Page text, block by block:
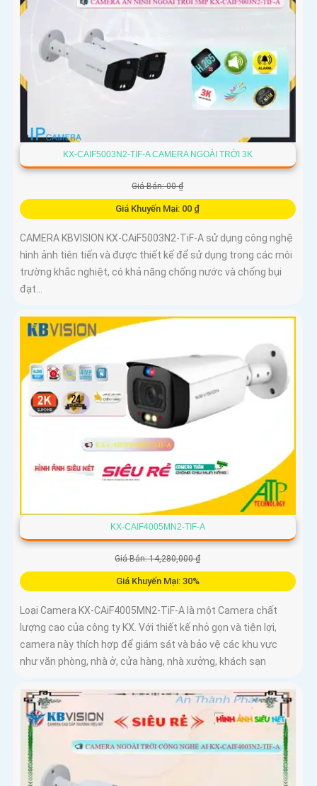
KX-CAIF5003N2-TIF-A CAMERA NGOÀI TRỜI 3K
Giá Bán: 00 ₫
Giá Khuyến Mại: 00 ₫
CAMERA KBVISION KX-CAiF5003N2-TiF-A sử dụng công nghệ
hình ảnh tiên tiến và được thiết kế để sử dụng trong các môi
trường khắc nghiệt, có khả năng chống nước và chống bụi
đạt...
KX-CAIF4005MN2-TIF-A
Giá Bán: 14,280,000 ₫
Giá Khuyến Mại: 30%
Loại Camera KX-CAiF4005MN2-TiF-A là một Camera chất
lượng cao của công ty KX. Với thiết kế nhỏ gọn và tiện lợi,
camera này thích hợp để giám sát và bảo vệ các khu vực
như văn phòng, nhà ở, cửa hàng, nhà xưởng, khách sạn